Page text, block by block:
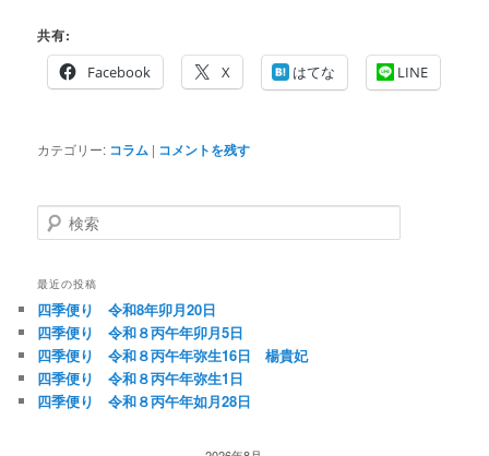
共有:
Facebook
X はてな LINE
カテゴリー: コラム | コメントを残す
検
索
最近の投稿
四季便り 令和8年卯月20日
四季便り 令和８丙午年卯月5日
四季便り 令和８丙午年弥生16日 楊貴妃
四季便り 令和８丙午年弥生1日
四季便り 令和８丙午年如月28日